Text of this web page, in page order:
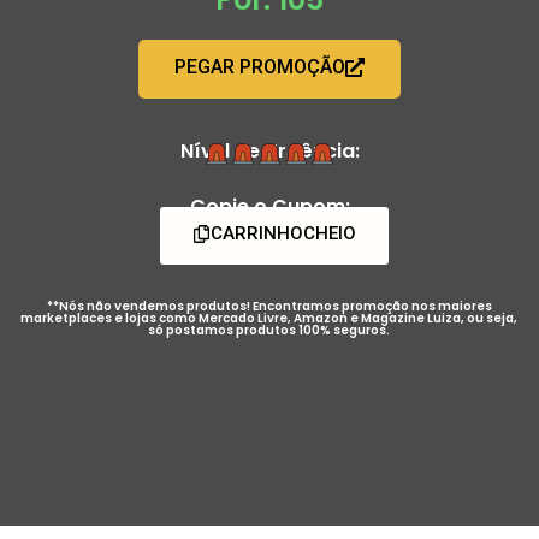
PEGAR PROMOÇÃO
Nível de Urgência:
Copie o Cupom:
CARRINHOCHEIO
**Nós não vendemos produtos! Encontramos promoção nos maiores
marketplaces e lojas como Mercado Livre, Amazon e Magazine Luiza, ou seja,
só postamos produtos 100% seguros.